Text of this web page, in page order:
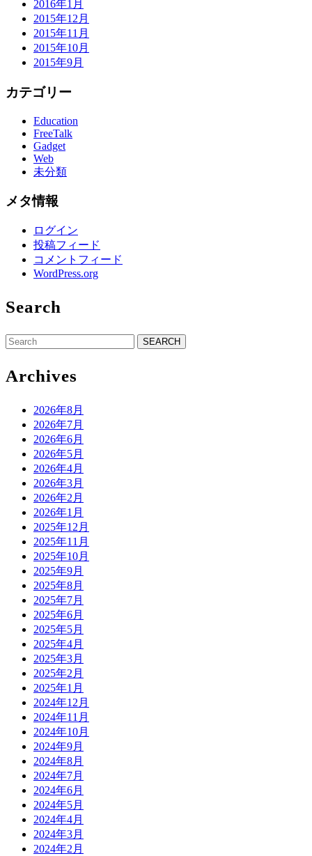
2016年1月
2015年12月
2015年11月
2015年10月
2015年9月
カテゴリー
Education
FreeTalk
Gadget
Web
未分類
メタ情報
ログイン
投稿フィード
コメントフィード
WordPress.org
Search
Search
for:
Archives
2026年8月
2026年7月
2026年6月
2026年5月
2026年4月
2026年3月
2026年2月
2026年1月
2025年12月
2025年11月
2025年10月
2025年9月
2025年8月
2025年7月
2025年6月
2025年5月
2025年4月
2025年3月
2025年2月
2025年1月
2024年12月
2024年11月
2024年10月
2024年9月
2024年8月
2024年7月
2024年6月
2024年5月
2024年4月
2024年3月
2024年2月